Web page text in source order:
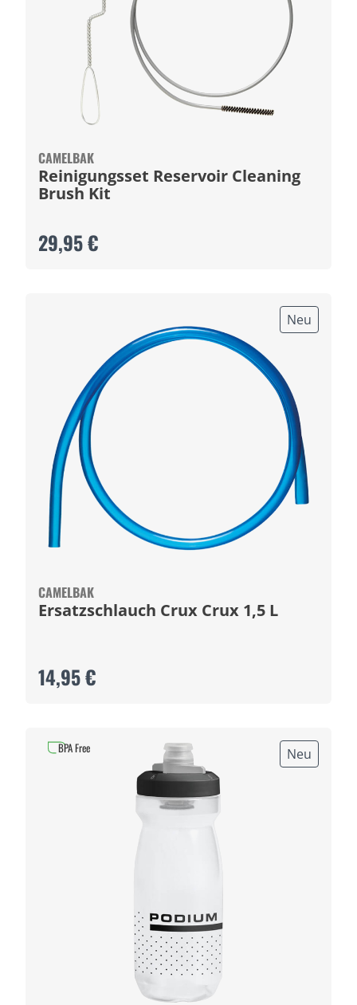
CAMELBAK
Reinigungsset Reservoir Cleaning
Brush Kit
29,95 €
Neu
CAMELBAK
Ersatzschlauch Crux Crux 1,5 L
14,95 €
Neu
BPA Free